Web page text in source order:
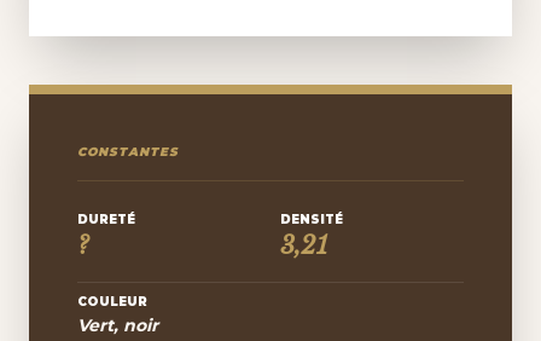
CONSTANTES
DURETÉ
?
DENSITÉ
3,21
COULEUR
Vert, noir